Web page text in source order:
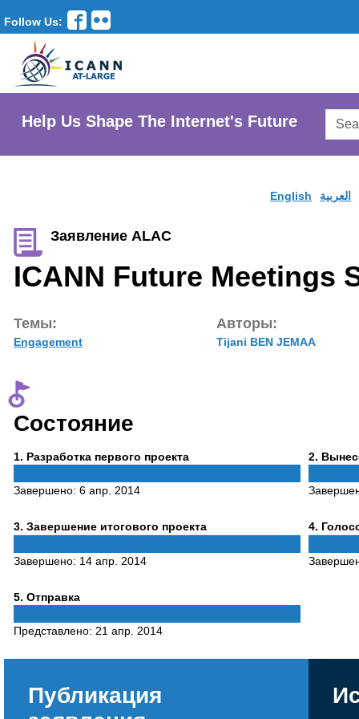
Follow Us:
Help Us Shape The Internet's Future
English العربية
Заявление ALAC
ICANN Future Meetings
Темы:
Engagement
Авторы:
Tijani BEN JEMAA
Состояние
1 Phase
. Разработка первого проекта
Завершено: 6 апр. 2014
2 Phase
.
3Phase
. Завершение итогового проекта
Завершено: 14 апр. 2014
4Phase
.
5Phase
. Отправка
Представлено: 21 апр. 2014
Публикация